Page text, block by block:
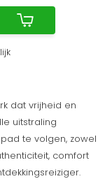
dat vrijheid en
uitstraling
te volgen, zowel
comfort